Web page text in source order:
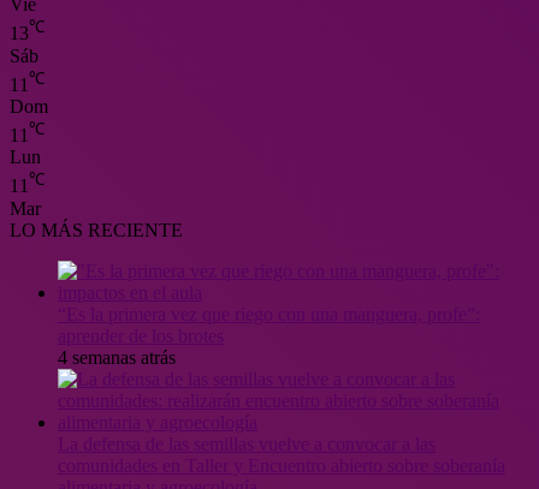
Vie
13℃
Sáb
11 ℃
Dom
11 ℃
Lun
11℃
Mar
LO MÁS RECIENTE
4 semanas atrás